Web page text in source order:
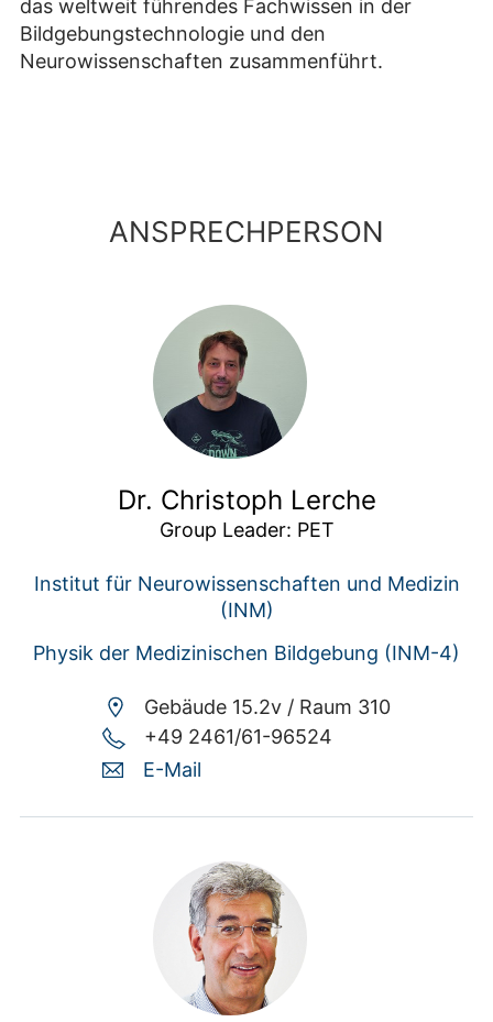
das weltweit führendes Fachwissen in der
Bildgebungstechnologie und den
Neurowissenschaften zusammenführt.
ANSPRECHPERSON
Dr. Christoph Lerche
Group Leader: PET
Institut für Neurowissenschaften und Medizin
(INM)
Physik der Medizinischen Bildgebung (INM-4)
Gebäude 15.2v / Raum 310
+49 2461/61-96524
E-Mail